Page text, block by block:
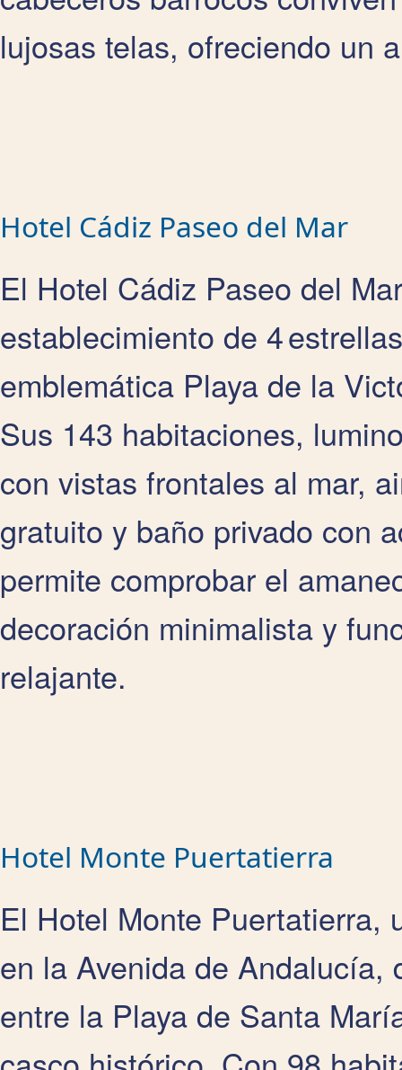
lujosas telas, ofreciendo un
Hotel Cádiz Paseo del Mar
El Hotel Cádiz Paseo del
establecimiento de 4
emblemática Playa de la
Sus 143 habitaciones,
con vistas frontales al mar,
gratuito y baño privado con
permite comprobar el
decoración minimalista y
relajante.
Hotel Monte Puertatierra
El Hotel Monte Puertatierra,
en la Avenida de Andalucía,
entre la Playa de Santa